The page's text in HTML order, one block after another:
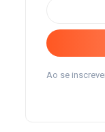
Ao se